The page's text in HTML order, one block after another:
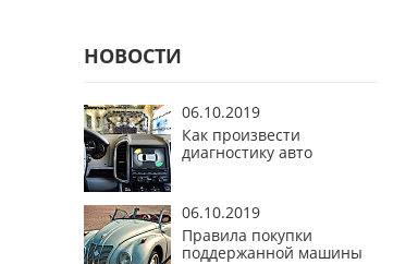
НОВОСТИ
06.10.2019
Как произвести
диагностику авто
06.10.2019
Правила покупки
поддержанной машины